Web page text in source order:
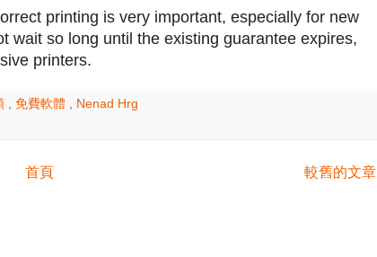
printing is very important, especially for new
wait so long until the existing guarantee expires,
printers.
免費軟體 Nenad Hrg
較舊的文章
首頁